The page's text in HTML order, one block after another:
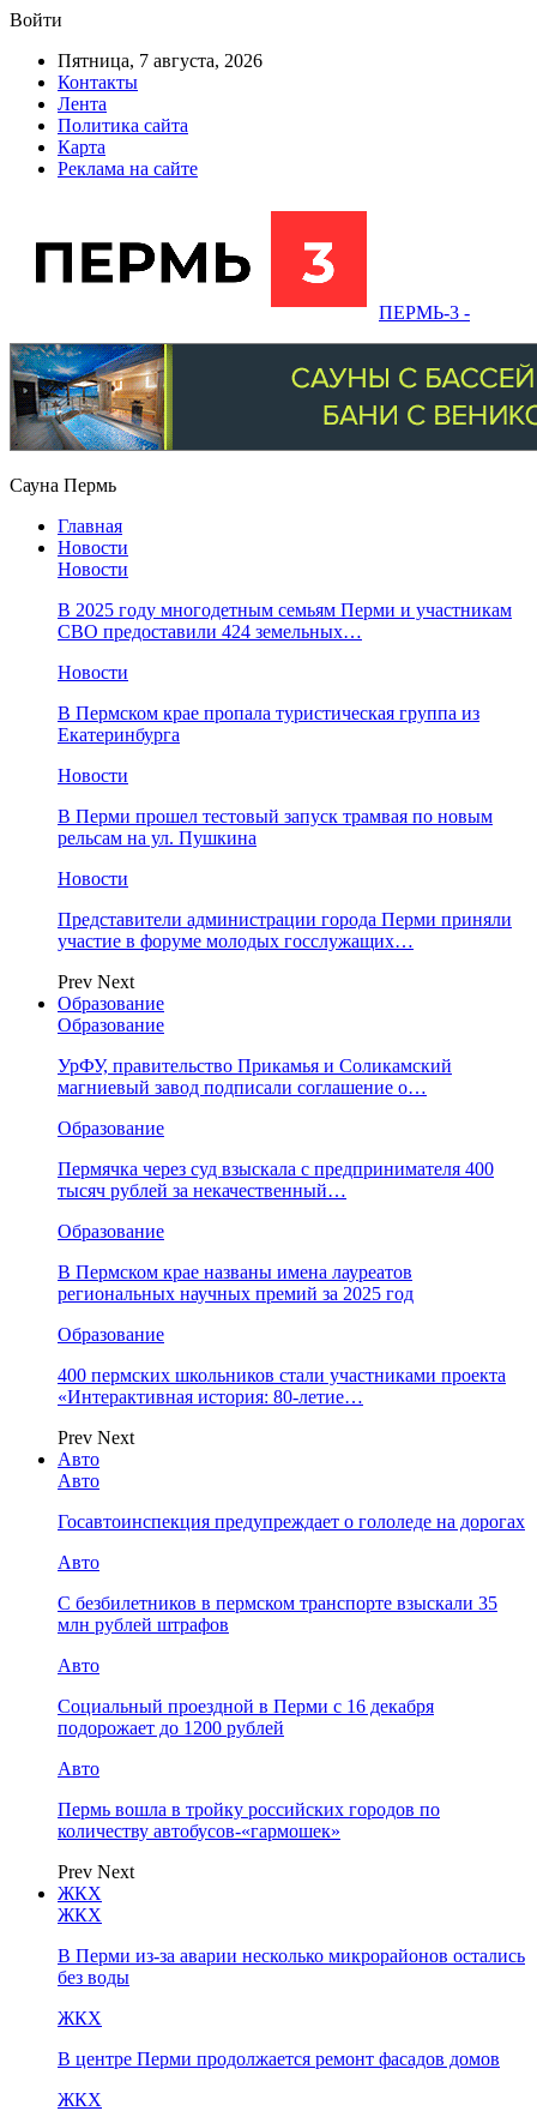
Войти
Пятница, 7 августа, 2026
Контакты
Лента
Политика сайта
Карта
Реклама на сайте
ПЕРМЬ-3 -
Сауна Пермь
Главная
Новости
Новости
В 2025 году многодетным семьям Перми и участникам
СВО предоставили 424 земельных…
Новости
​В Пермском крае пропала туристическая группа из
Екатеринбурга
Новости
В Перми прошел тестовый запуск трамвая по новым
рельсам на ул. Пушкина
Новости
Представители администрации города Перми приняли
участие в форуме молодых госслужащих…
Prev Next
Образование
Образование
УрФУ, правительство Прикамья и Соликамский
магниевый завод подписали соглашение о…
Образование
Пермячка через суд взыскала с предпринимателя 400
тысяч рублей за некачественный…
Образование
В Пермском крае названы имена лауреатов
региональных научных премий за 2025 год
Образование
400 пермских школьников стали участниками проекта
«Интерактивная история: 80-летие…
Prev Next
Авто
Авто
Госавтоинспекция предупреждает о гололеде на дорогах
Авто
С безбилетников в пермском транспорте взыскали 35
млн рублей штрафов
Авто
Социальный проездной в Перми с 16 декабря
подорожает до 1200 рублей
Авто
Пермь вошла в тройку российских городов по
количеству автобусов-«гармошек»
Prev Next
ЖКХ
ЖКХ
В Перми из-за аварии несколько микрорайонов остались
без воды
ЖКХ
В центре Перми продолжается ремонт фасадов домов
ЖКХ